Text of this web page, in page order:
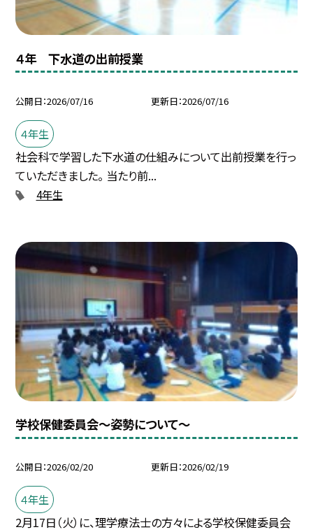
４年 下水道の出前授業
公開日 2026/07/16 更新日 2026/07/16
４年生
社会科で学習した下水道の仕組みについて出前授業を行っ
ていただきました。 当たり前...
4年生
学校保健委員会～姿勢について～
公開日 2026/02/20 更新日 2026/02/19
４年生
2月17日（火）に、理学療法士の方々による学校保健委員会